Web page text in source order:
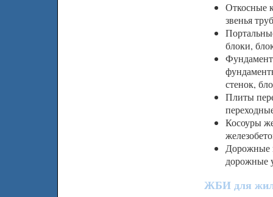
Откосные
звенья
блоки,
стенок,
Плиты
Косоуры
Дорожные
дорожные
ЖБИ для